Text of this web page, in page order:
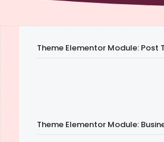
Theme Elementor Module: Post
Theme Elementor Module: